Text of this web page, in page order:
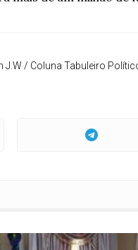
J.W / Coluna Tabuleiro